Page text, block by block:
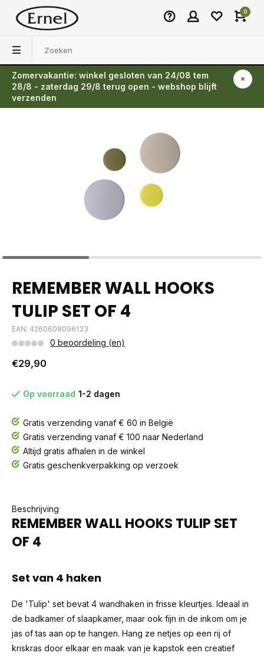
0
Zomervakantie: winkel gesloten van 24/08 tem
28/8 - zaterdag 29/8 terug open - webshop blijft
verzenden
Terug
REMEMBER WALL HOOKS
TULIP SET OF 4
EAN: 4260608096133
0 beoordeling (en)
€29,90
Op voorraad 1-2 dagen
Gratis verzending vanaf € 60 in België
Gratis verzending vanaf € 100 naar Nederland
Altijd gratis afhalen in de winkel
Gratis geschenkverpakking op verzoek
Beschrijving
REMEMBER WALL HOOKS TULIP SET
OF 4
Set van 4 haken
De 'Tulip' set bevat 4 wandhaken in frisse kleurtjes. Ideaal in
de badkamer of slaapkamer, maar ook fijn in de inkom om je
jas of tas aan op te hangen. Hang ze netjes op een rij of
kriskras door elkaar en maak van je kapstok een creatief